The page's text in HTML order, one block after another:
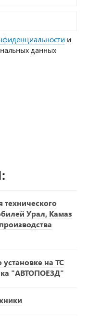
и
данных
технического
Урал, Камаз
на ТС
"АВТОПОЕЗД"